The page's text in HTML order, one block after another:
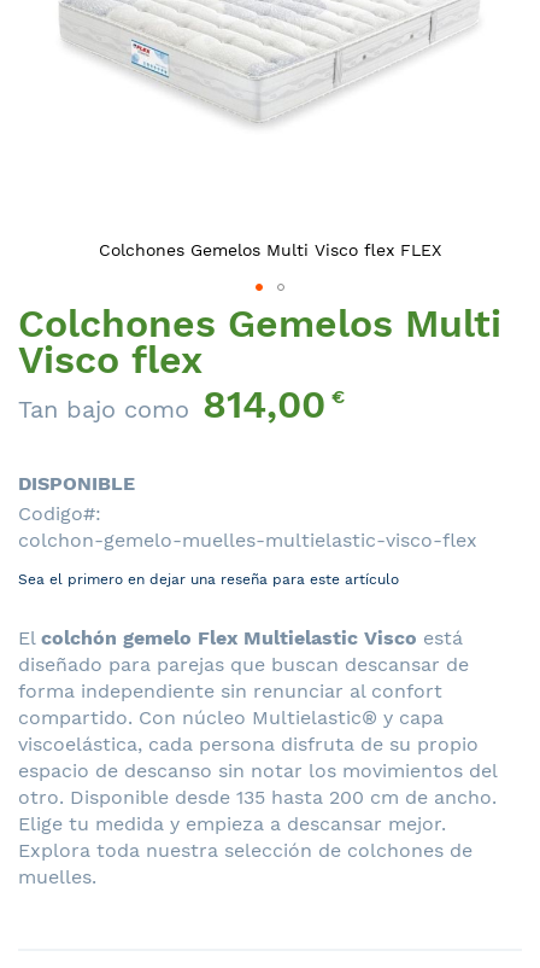
Colchones Gemelos Multi
Visco flex
Tan bajo como 814,00€
DISPONIBLE
Codigo
colchon-gemelo-muelles-multielastic-visco-flex
Sea el primero en dejar una reseña para este artículo
El colchón gemelo Flex Multielastic Visco está
diseñado para parejas que buscan descansar de
forma independiente sin renunciar al confort
compartido. Con núcleo Multielastic® y capa
viscoelástica, cada persona disfruta de su propio
espacio de descanso sin notar los movimientos del
otro. Disponible desde 135 hasta 200 cm de ancho.
Elige tu medida y empieza a descansar mejor.
Explora toda nuestra selección de colchones de
muelles.
Colchones Gemelos Multi Visco flex FLEX
Saltar
al
comienzo
de
la
de
imágenes